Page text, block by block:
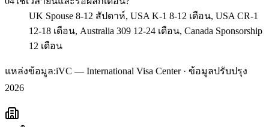
UK Spouse 8-12 สัปดาห์, USA K-1 8-12 เดือน, USA CR-1
12-18 เดือน, Australia 309 12-24 เดือน, Canada Sponsorship
12 เดือน
แหล่งข้อมูล:iVC — International Visa Center · ข้อมูลปรับปรุง
2026